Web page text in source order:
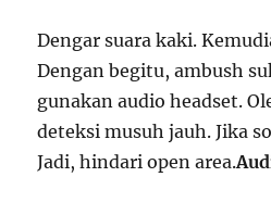
Dengar suara kaki.
Dengan begitu, ambush
gunakan audio headset.
deteksi musuh jauh. Jika
Jadi, hindari open area.